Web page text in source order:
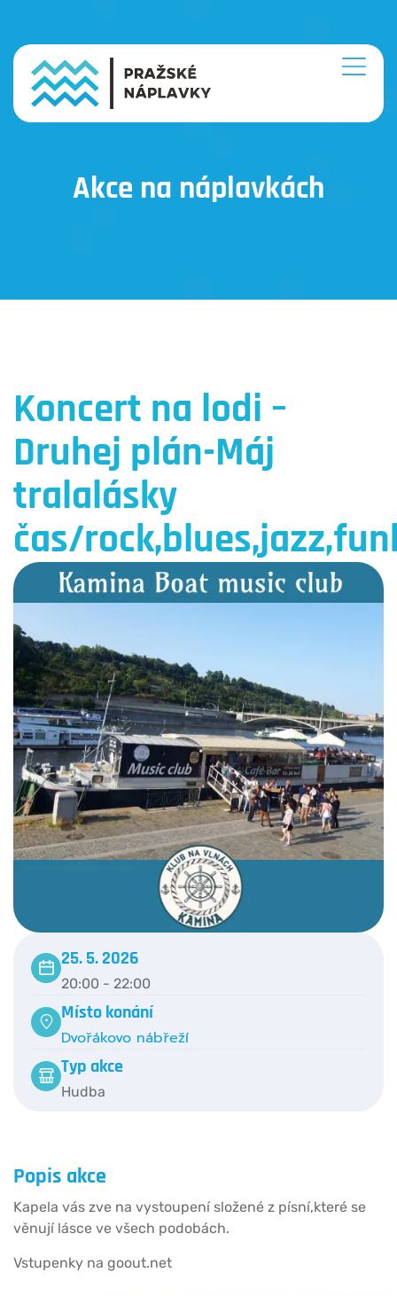
Akce na náplavkách
Koncert na lodi –
Druhej plán-Máj
tralalásky
čas/
25. 5. 2026
20:00 - 22:00
Místo konání
Dvořákovo nábřeží
Typ akce
Hudba
Popis akce
Kapela vás zve na vystoupení složené z písní,které se
věnují lásce ve všech podobách.
Vstupenky na goout.net